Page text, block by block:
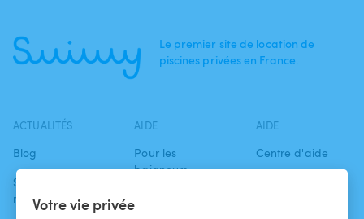
Votre vie privée
Le premier site de location de
piscines privées en France.
ACTUALITÉS
Blog
Swimmy dans les
médias
AIDE
Pour les
baigneurs
AIDE
Centre d'aide